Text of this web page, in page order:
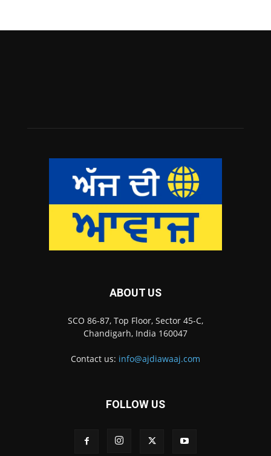
ABOUT US
SCO 86-87, Top Floor, Sector 45-C,
Chandigarh, India 160047
Contact us: info@ajdiawaaj.com
FOLLOW US